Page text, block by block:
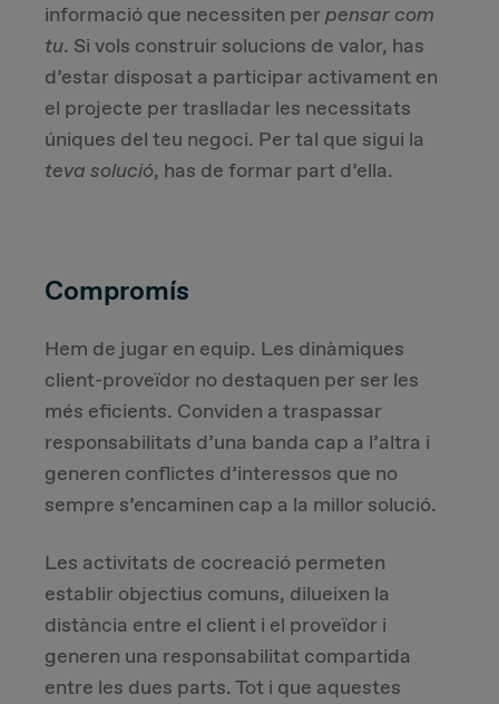
informació que necessiten perpensar com
tu. Si vols construir solucions de valor, has
d’estar disposat a participar activament en
el projecte per traslladar les necessitats
úniques del teu negoci. Per tal que sigui la
teva solució, has de formar part d’ella.
Compromís
Hem de jugar en equip. Les dinàmiques
client-proveïdor no destaquen per ser les
més eficients. Conviden a traspassar
responsabilitats d’una banda cap a l’altra i
generen conflictes d’interessos que no
sempre s’encaminen cap a la millor solució.
Les activitats de cocreació permeten
establir objectius comuns, dilueixen la
distància entre el client i el proveïdor i
generen una responsabilitat compartida
entre les dues parts. Tot i que aquestes